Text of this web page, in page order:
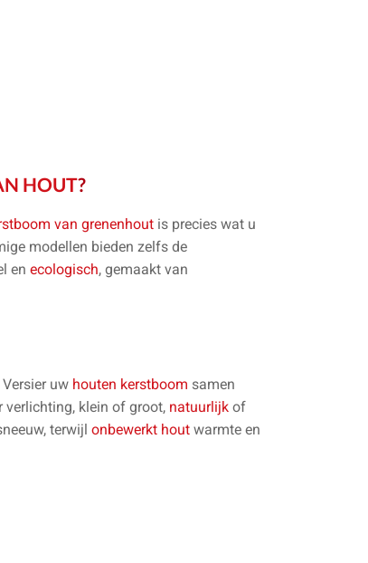
HOUT?
van grenenhout is precies wat u
modellen bieden zelfs de
en ecologisch, gemaakt van
Versier uw houten kerstboom samen
verlichting, klein of groot, natuurlijk of
terwijl onbewerkt hout warmte en